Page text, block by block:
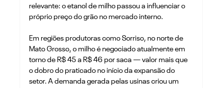
relevante: o etanol de milho passou a influenciar o
próprio preço do grão no mercado interno.
Em regiões produtoras como Sorriso, no norte de
Mato Grosso, o milho é negociado atualmente em
torno de R$ 45 a R$ 46 por saca — valor mais que
o dobro do praticado no início da expansão do
setor. A demanda gerada pelas usinas criou um